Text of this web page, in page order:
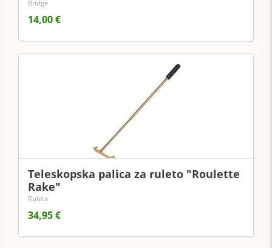
Bridge
14,00 €
Teleskopska palica za ruleto "Roulette
Rake"
Ruleta
34,95 €